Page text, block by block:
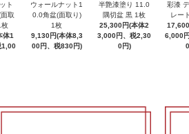
ト
取
枚
体1
1,00
ウォールナット1
0.0角盆(面取り)
1枚
9,130円(本体8,3
00円、税830円)
半艶漆塗り 11.0
隅切盆 黒 1枚
25,300円(本体2
3,000円、税2,30
0円)
彩漆
レー
6,000